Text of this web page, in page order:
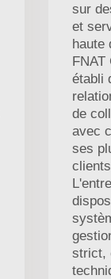
sur
et
haute
FNAT
établi
de
avec
ses
strict,